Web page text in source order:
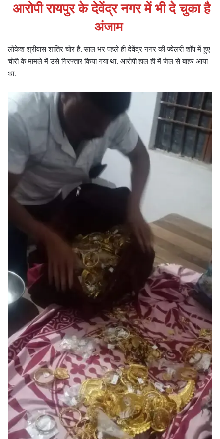
आरोपी रायपुर के देवेंद्र नगर में भी दे चुका है
अंजाम
लोकेश श्रीवास शातिर चोर है. साल भर पहले ही देवेंद्र नगर की ज्वेलरी शॉप में हुए
चोरी के मामले में उसे गिरफ्तार किया गया था. आरोपी हाल ही में जेल से बाहर आया
था.